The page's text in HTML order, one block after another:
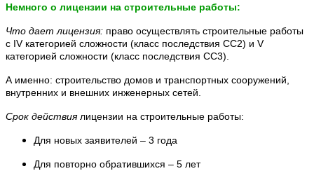
Немного о лицензии на строительные работы:
Что дает лицензия: право осуществлять строительные работы
с IV категорией сложности (класс последствия CC2) и V
категорией сложности (класс последствия CC3).
А именно: строительство домов и транспортных сооружений,
внутренних и внешних инженерных сетей.
Срок действиялицензии на строительные работы:
Для новых заявителей – 3 года
Для повторно обратившихся – 5 лет